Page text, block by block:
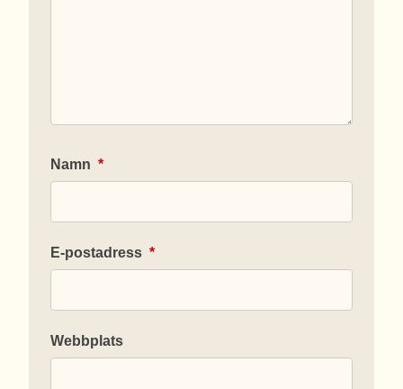
Namn *
E-postadress *
Webbplats